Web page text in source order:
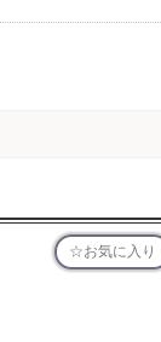
お気に入り